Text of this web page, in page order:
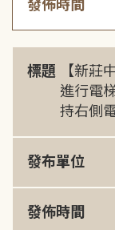
發佈時間
標題
【新莊
進行電
持右側
發布單位
發佈時間